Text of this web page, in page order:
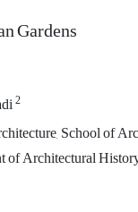
Gardens
2
School of
of Architectural